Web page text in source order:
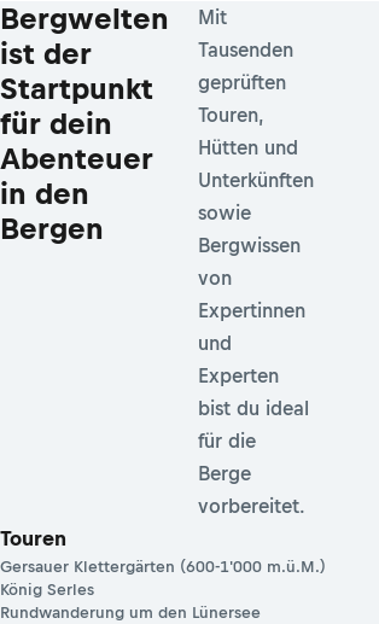
Bergwelten
ist der
Startpunkt
für dein
Abenteuer
in den
Bergen
Mit
Tausenden
geprüften
Touren,
Hütten und
Unterkünften
sowie
Bergwissen
von
Expertinnen
und
Experten
bist du ideal
für die
Berge
vorbereitet.
Touren
Gersauer Klettergärten (600-1'000 m.ü.M.)
König Serles
Rundwanderung um den Lünersee